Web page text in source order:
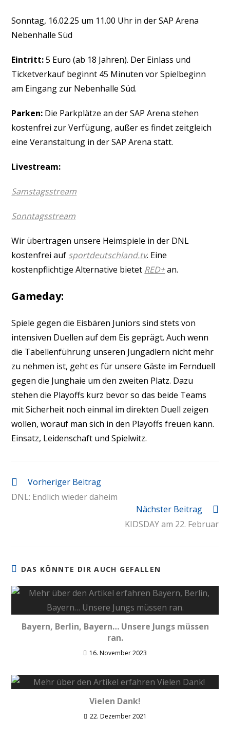
Sonntag, 16.02.25 um 11.00 Uhr in der SAP Arena
Nebenhalle Süd
Eintritt:5 Euro (ab 18 Jahren). Der Einlass und
Ticketverkauf beginnt 45 Minuten vor Spielbeginn
am Eingang zur Nebenhalle Süd.
Parken: Die Parkplätze an der SAP Arena stehen
kostenfrei zur Verfügung, außer es findet zeitgleich
eine Veranstaltung in der SAP Arena statt.
Livestream:
Samstagsstream
Sonntagsstream
Wir übertragen unsere Heimspiele in der DNL
kostenfrei auf sportdeutschland.tv. Eine
kostenpflichtige Alternative bietet RED+an.
Gameday:
Spiele gegen die Eisbären Juniors sind stets von
intensiven Duellen auf dem Eis geprägt. Auch wenn
die Tabellenführung unseren Jungadlern nicht mehr
zu nehmen ist, geht es für unsere Gäste im Fernduell
gegen die Junghaie um den zweiten Platz. Dazu
stehen die Playoffs kurz bevor so das beide Teams
mit Sicherheit noch einmal im direkten Duell zeigen
wollen, worauf man sich in den Playoffs freuen kann.
Einsatz, Leidenschaft und Spielwitz.
Vorheriger Beitrag
DNL: Endlich wieder daheim
Nächster Beitrag
KIDSDAY am 22. Februar
DAS KÖNNTE DIR AUCH GEFALLEN
Bayern, Berlin, Bayern… Unsere Jungs müssen
ran.
16. November 2023
Vielen Dank!
22. Dezember 2021